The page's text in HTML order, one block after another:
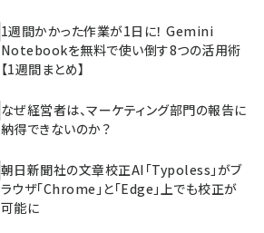
1週間かかった作業が1日に！ Gemini
Notebookを無料で使い倒す8つの活用術
【1週間まとめ】
なぜ経営者は、マーケティング部門の報告に
納得できないのか？
朝日新聞社の文章校正AI「Typoless」がブ
ラウザ「Chrome」と「Edge」上でも校正が
可能に